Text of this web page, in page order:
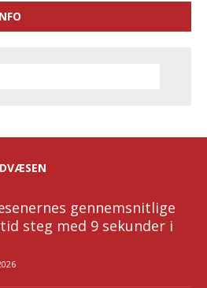
gennemsnitlige
steg med 9 sekunder i